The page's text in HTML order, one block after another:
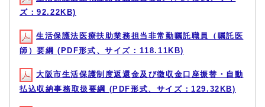
ズ：92.22KB)
生活保護法医療扶助業務担当非常勤嘱託職員（嘱託医
師）要綱 (PDF形式、サイズ：118.11KB)
大阪市生活保護制度返還金及び徴収金口座振替・自動
払込収納事務取扱要綱 (PDF形式、サイズ：129.32KB)